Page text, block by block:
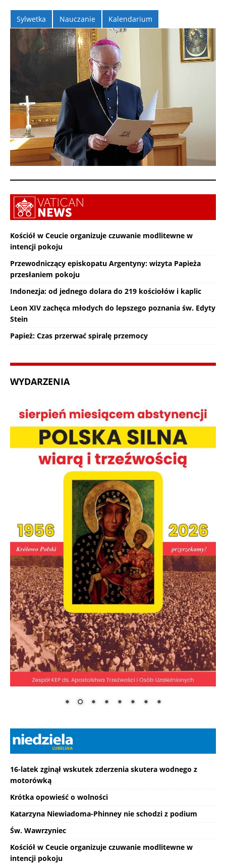
Sylwetka Nauczanie Kalendarium
Kościół w Ceucie organizuje czuwanie modlitewne w
intencji pokoju
Przewodniczący episkopatu Argentyny: wizyta Papieża
przesłaniem pokoju
Indonezja: od jednego dolara do 219 kościołów i kaplic
Leon XIV zachęca młodych do lepszego poznania św. Edyty
Stein
Papież: Czas przerwać spiralę przemocy
WYDARZENIA
16-latek zginął wskutek zderzenia skutera wodnego z
motorówką
Krótka opowieść o wolności
Katarzyna Niewiadoma-Phinney nie schodzi z podium
Św. Wawrzyniec
Kościół w Ceucie organizuje czuwanie modlitewne w
intencji pokoju